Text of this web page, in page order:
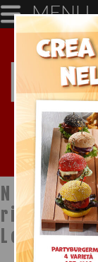
MENU
Notizie